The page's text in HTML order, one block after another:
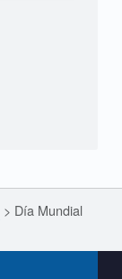
> Día Mundial